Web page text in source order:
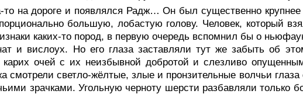
то на дороге и появлялся Радж… Он был существенно
большую, лобастую голову. Человек, который
каких-то пород, в первую очередь вспомнил бы о
и вислоух. Но его глаза заставляли тут же забыть об
карих очей с их неизбывной добротой и слезливо
смотрели светло-жёлтые, злые и пронзительные волчьи глаза
зрачками. Угольную черноту шерсти разбавляли только